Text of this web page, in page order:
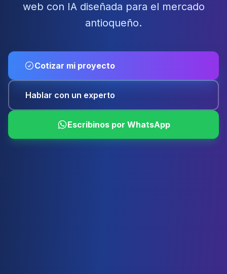
web con IA diseñada para el mercado
antioqueño.
Cotizar mi proyecto
Hablar con un experto
Escribinos por WhatsApp